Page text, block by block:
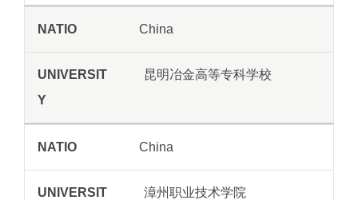
China
昆明冶金高等专科学校
China
漳州职业技术学院